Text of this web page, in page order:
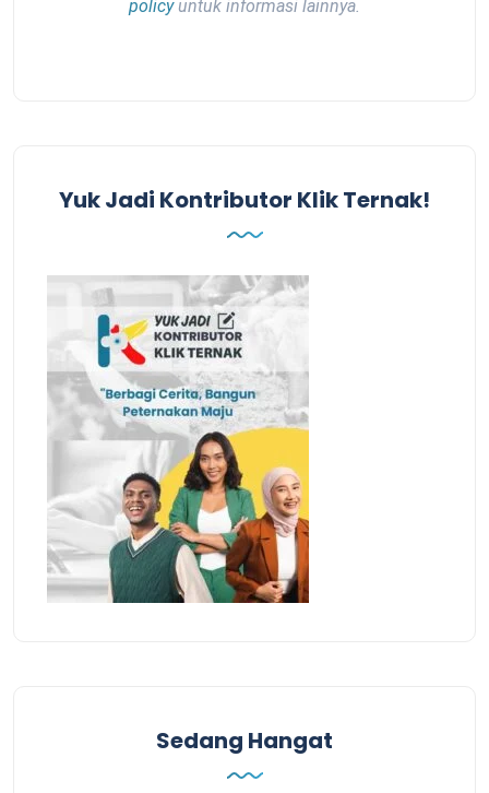
policyuntuk informasi lainnya.
Yuk Jadi Kontributor Klik Ternak!
Sedang Hangat